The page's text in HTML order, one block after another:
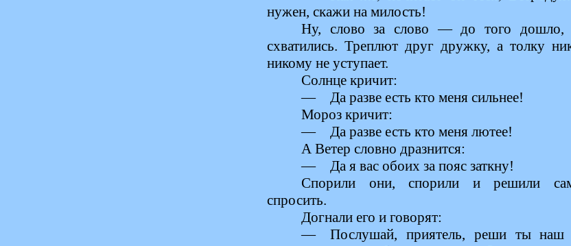
нужен, скажи на милость!
Ну, слово за слово — до того дошло,
схватились. Треплют друг дружку, а толку
никому не уступает.
Солнце кричит:
— Да разве есть кто меня сильнее!
Мороз кричит:
— Да разве есть кто меня лютее!
А Ветер словно дразнится:
— Да я вас обоих за пояс заткну!
Спорили они, спорили и решили
спросить.
Догнали его и говорят:
— Послушай, приятель, реши ты наш